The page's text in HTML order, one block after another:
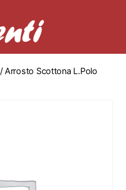
/ Arrosto Scottona L.Polo